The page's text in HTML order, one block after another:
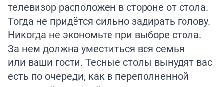
телевизор расположен в стороне от стола.
Тогда не придётся сильно задирать голову.
Никогда не экономьте при выборе стола.
За нем должна уместиться вся семья
или ваши гости. Тесные столы вынудят вас
есть по очереди, как в переполненной